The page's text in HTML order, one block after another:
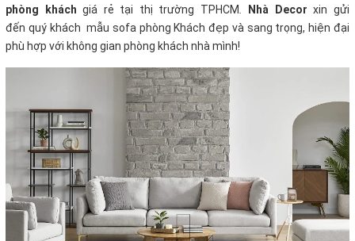
phòng khách giá rẻ tại thị trường TPHCM. Nhà Decor xin gửi
đến quý khách mẫu sofa phòng Khách đẹp và sang trọng, hiện đại
phù hợp với không gian phòng khách nhà mình!